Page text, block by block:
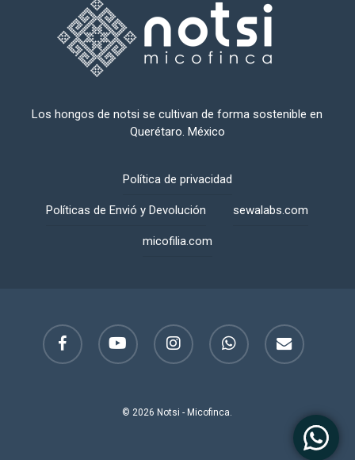
Los hongos de notsi se cultivan de forma sostenible en
Querétaro. México
Política de privacidad
Políticas de Envió y Devolución sewalabs.com
micofilia.com
facebook youtube instagram whatsapp email
© 2026 Notsi - Micofinca.